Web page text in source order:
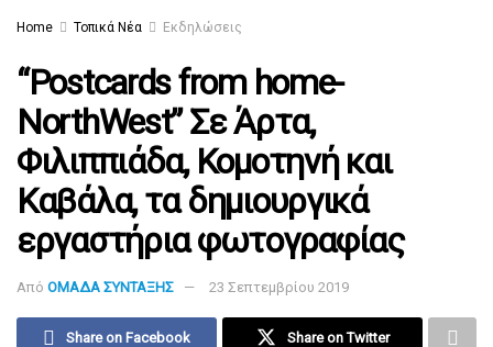
Home Τοπικά Νέα Εκδηλώσεις
“Postcards from home-
NorthWest” Σε Άρτα,
Φιλιππιάδα, Κομοτηνή και
Καβάλα, τα δημιουργικά
εργαστήρια φωτογραφίας
Από ΟΜΑΔΑ ΣΥΝΤΑΞΗΣ 23 Σεπτεμβρίου 2019
Share on Facebook Share on Twitter